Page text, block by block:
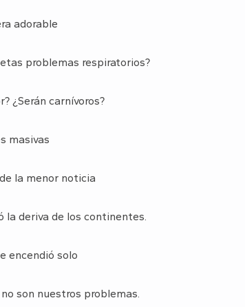
adorable
problemas respiratorios?
¿Serán carnívoros?
masivas
la menor noticia
la deriva de los continentes.
encendió solo
son nuestros problemas.